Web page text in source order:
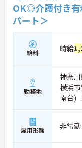
OK◎介護付き有
パート＞
給料 時給
勤務地
神奈
横浜
南台)
雇用形態 非常